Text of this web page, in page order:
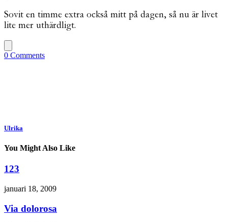
Sovit en timme extra också mitt på dagen, så nu är livet
lite mer uthärdligt.
0 Comments
Ulrika
You Might Also Like
123
januari 18, 2009
Via dolorosa